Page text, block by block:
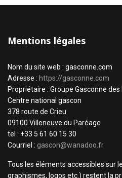
Mentions légales
Nom du site web : gasconne.com
Adresse : https://gasconne.com
Propriétaire : Groupe Gasconne
Centre national gascon
378 route de Crieu
09100 Villeneuve du Paréage
tel : +33 5 61 60 15 30
Courriel : gascon@wanadoo.fr
Tous les éléments accessibles sur
graphismes, logos etc.) restent la